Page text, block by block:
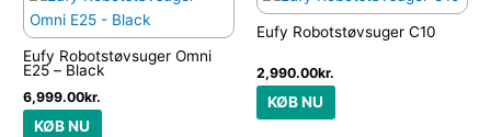
Eufy Robotstøvsuger Omni
E25 – Black
6,999.00kr.
KØB NU
Eufy Robotstøvsuger C10
2,990.00kr.
KØB NU